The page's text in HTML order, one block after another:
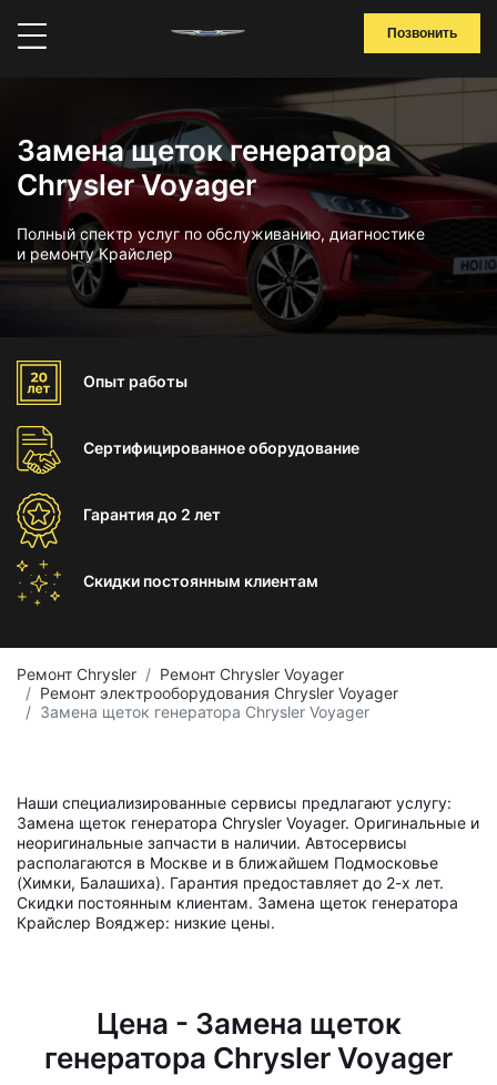
Позвонить
Замена щеток генератора
Chrysler Voyager
Полный спектр услуг по обслуживанию, диагностике
и ремонту Крайслер
Опыт работы
Сертифицированноеоборудование
Гарантиядо 2 лет
Скидки постоянным клиентам
Ремонт Chrysler
Ремонт Chrysler Voyager
Ремонт электрооборудования Chrysler Voyager
Замена щеток генератора Chrysler Voyager
Наши специализированные сервисы предлагают услугу:
Замена щеток генератора Chrysler Voyager. Оригинальные и
неоригинальные запчасти в наличии. Автосервисы
располагаются в Москве и в ближайшем Подмосковье
(Химки, Балашиха). Гарантия предоставляет до 2-х лет.
Скидки постоянным клиентам. Замена щеток генератора
Крайслер Вояджер: низкие цены.
Цена - Замена щеток
генератора Chrysler Voyager